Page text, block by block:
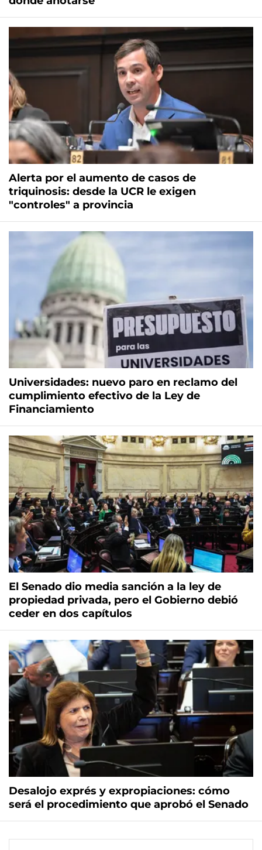
Alerta por el aumento de casos de
triquinosis: desde la UCR le exigen
"controles" a provincia
Universidades: nuevo paro en reclamo del
cumplimiento efectivo de la Ley de
Financiamiento
El Senado dio media sanción a la ley de
propiedad privada, pero el Gobierno debió
ceder en dos capítulos
Desalojo exprés y expropiaciones: cómo
será el procedimiento que aprobó el Senado